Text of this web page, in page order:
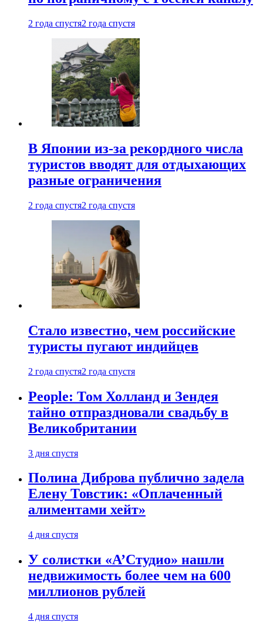
2 года спустя2 года спустя
В Японии из-за рекордного числа
туристов вводят для отдыхающих
разные ограничения
2 года спустя2 года спустя
Стало известно, чем российские
туристы пугают индийцев
2 года спустя2 года спустя
People: Том Холланд и Зендея
тайно отпраздновали свадьбу в
Великобритании
3 дня спустя
Полина Диброва публично задела
Елену Товстик: «Оплаченный
алиментами хейт»
4 дня спустя
У солистки «А’Студио» нашли
недвижимость более чем на 600
миллионов рублей
4 дня спустя